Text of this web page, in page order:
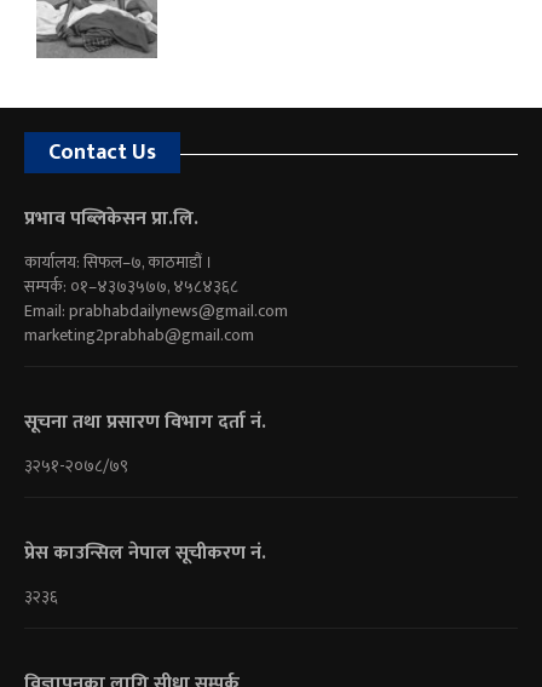
Contact Us
प्रभाव पब्लिकेसन प्रा.लि.
कार्यालय: सिफल–७, काठमाडौं ।
सम्पर्क: ०१–४३७३५७७, ४५८४३६८
Email:prabhabdailynews@gmail.com
marketing2prabhab@gmail.com
सूचना तथा प्रसारण विभाग दर्ता नं.
३२५१-२०७८/७९
प्रेस काउन्सिल नेपाल सूचीकरण नं.
३२३६